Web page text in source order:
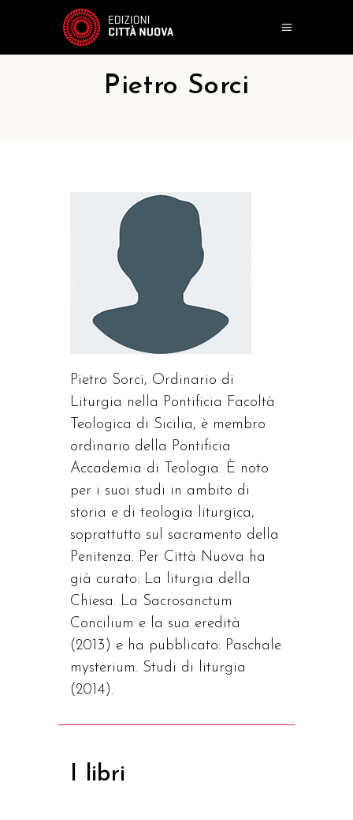
Pietro Sorci
Pietro Sorci, Ordinario di
Liturgia nella Pontificia Facoltà
Teologica di Sicilia, è membro
ordinario della Pontificia
Accademia di Teologia. È noto
per i suoi studi in ambito di
storia e di teologia liturgica,
soprattutto sul sacramento della
Penitenza. Per Città Nuova ha
già curato: La liturgia della
Chiesa. La Sacrosanctum
Concilium e la sua eredità
(2013) e ha pubblicato: Paschale
mysterium. Studi di liturgia
(2014).
I libri